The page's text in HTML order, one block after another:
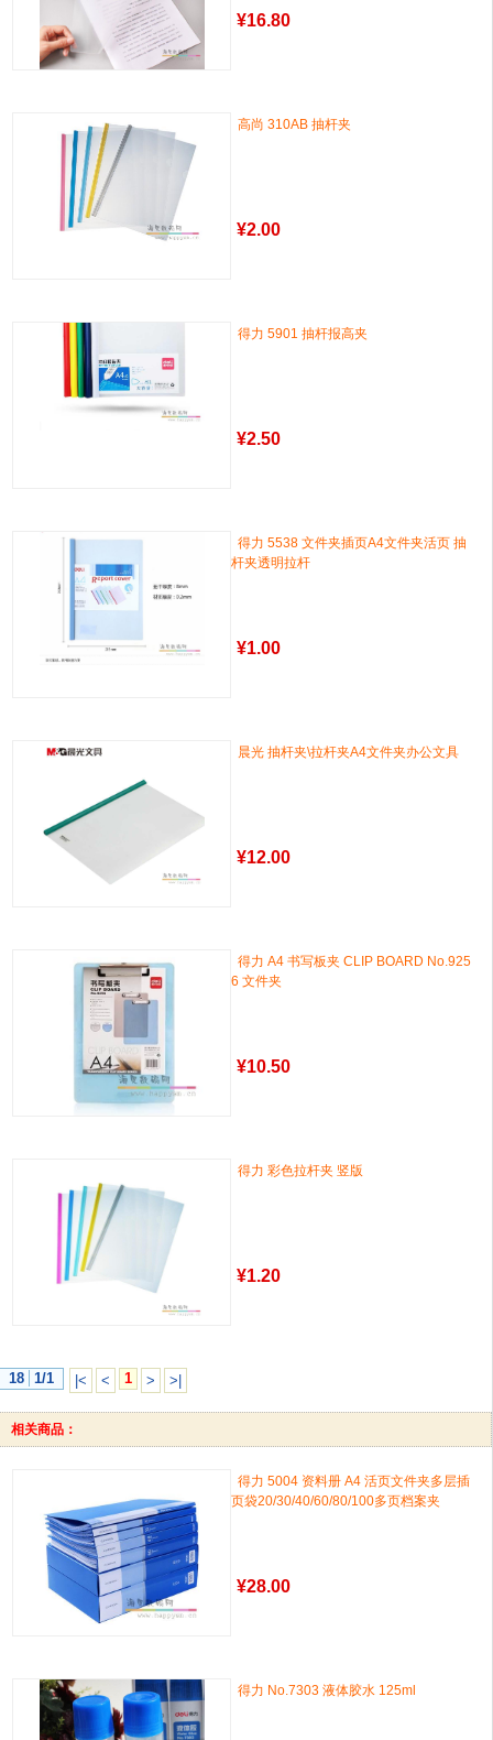
¥16.80
高尚 310AB 抽杆夹
¥2.00
得力 5901 抽杆报高夹
¥2.50
得力 5538 文件夹插页A4文件夹活页 抽
杆夹透明拉杆
¥1.00
晨光 抽杆夹\拉杆夹A4文件夹办公文具
¥12.00
得力 A4 书写板夹 CLIP BOARD No.925
6 文件夹
¥10.50
得力 彩色拉杆夹 竖版
¥1.20
18 1/1 |< < 1 > >|
相关商品：
得力 5004 资料册 A4 活页文件夹多层插
页袋20/30/40/60/80/100多页档案夹
¥28.00
得力 No.7303 液体胶水 125ml